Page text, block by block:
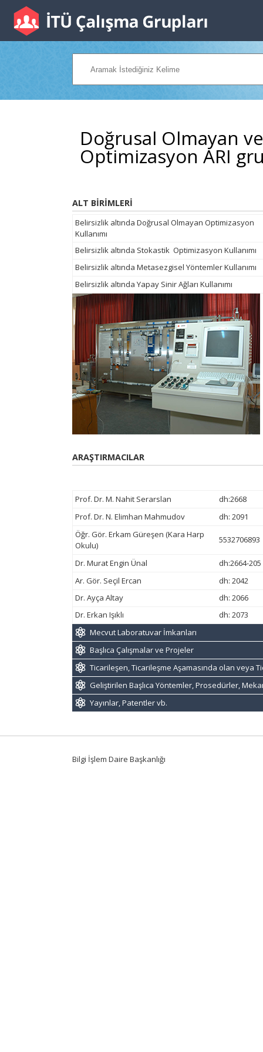
Doğrusal Olmayan
Optimizasyon ARI
ALT BİRİMLERİ
Belirsizlik altında Doğrusal Olmayan Optimizasyon
Kullanımı
Belirsizlik altında Stokastik Optimizasyon Kullanımı
Belirsizlik altında Metasezgisel Yöntemler Kullanımı
Belirsizlik altında Yapay Sinir Ağları Kullanımı
ARAŞTIRMACILAR
Prof. Dr. M. Nahit Serarslan
dh:2668
Prof. Dr. N. Elimhan Mahmudov
dh: 2091
Öğr. Gör. Erkam Güreşen (Kara Harp
Okulu)
5532706893
Dr. Murat Engin Ünal
dh:2664-205
Ar. Gör. Seçil Ercan
dh: 2042
Dr. Ayça Altay
dh: 2066
Dr. Erkan Işıklı
dh: 2073
Mecvut Laboratuvar İmkanları
Başlıca Çalışmalar ve Projeler
Ticarileşen, Ticarileşme Aşamasında olan veya
Geliştirilen Başlıca Yöntemler, Prosedürler,
Yayınlar, Patentler vb.
Bilgi İşlem Daire Başkanlığı